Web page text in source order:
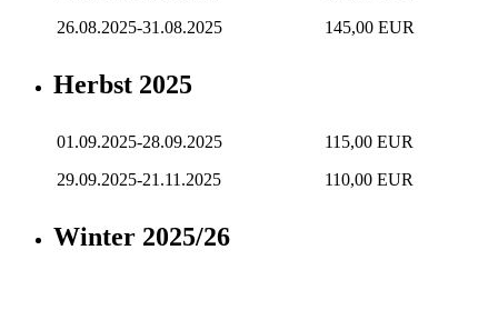
26.08.2025-31.08.2025
145,00 EUR
Herbst 2025
01.09.2025-28.09.2025
115,00 EUR
29.09.2025-21.11.2025
110,00 EUR
Winter 2025/26